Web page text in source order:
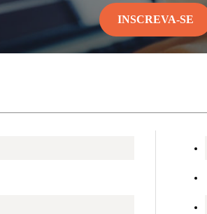
INSCREVA-SE